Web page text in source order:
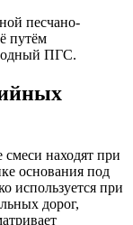
песчано-
путём
ПГС.
находят при
основания под
используется при
дорог,